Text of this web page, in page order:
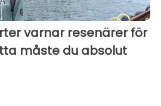
varnar resenärer för
måste du absolut